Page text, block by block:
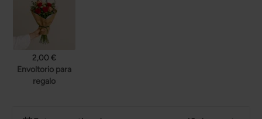
2,00 €
Envoltorio para
regalo